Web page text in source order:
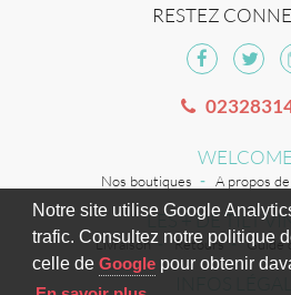
Notre site utilise Google
trafic. Consultez notre politique
celle de Googlepour obtenir
RESTEZ
Nos boutiques A propos
LES + DE TILT
Livraison Retours Guide